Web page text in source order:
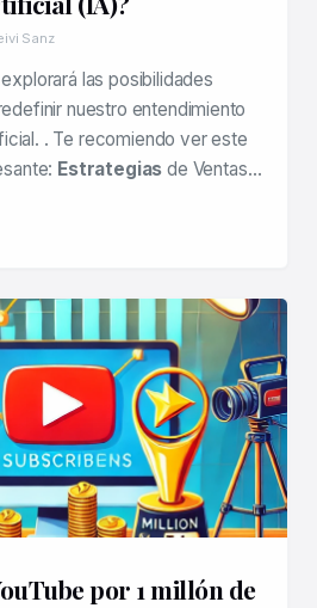
Sanz
las posibilidades
nuestro entendimiento
. Te recomiendo ver este
Estrategias de Ventas…
por 1 millón de